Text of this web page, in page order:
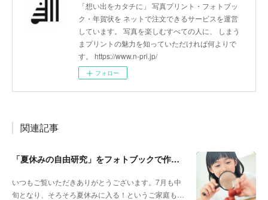
「想い出をカタチに」 写真プリント・フォトブッ
ク・年賀状を ネットで注文できるサービスを運営
しています。 写真を楽しむすべての人に、 しまう
まプリントの魅力を知っていただければ何よりで
す。 https://www.n-pri.jp/
フォロー
関連記事
「夏休みの自由研究」をフォトブックで作ろう🔎
いつもご覧いただきありがとうございます。7月も中
旬となり、そろそろ夏休みに入る！というご家庭も…